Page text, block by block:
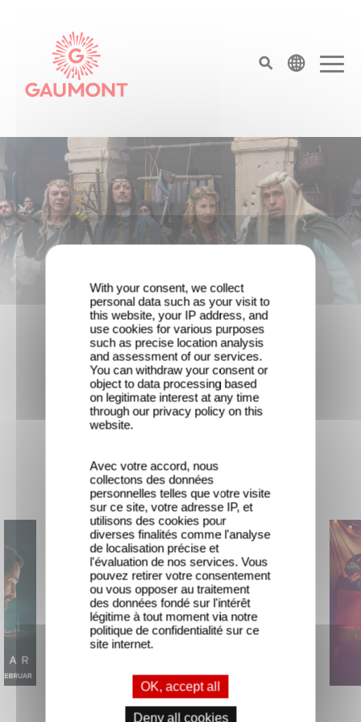
top menu
Homepage
Game Master : Éric Judor’s new
comedy
New releases
The Hunt Mexico 86
With your consent, we collect
personal data such as your visit to
this website, your IP address, and
use cookies for various purposes
such as precise location analysis
and assessment of our services.
You can withdraw your consent or
object to data processing based
on legitimate interest at any time
through our privacy policy on this
website.
Avec votre accord, nous
collectons des données
personnelles telles que votre visite
sur ce site, votre adresse IP, et
utilisons des cookies pour
diverses finalités comme l'analyse
de localisation précise et
l'évaluation de nos services. Vous
pouvez retirer votre consentement
ou vous opposer au traitement
des données fondé sur l'intérêt
légitime à tout moment via notre
politique de confidentialité sur ce
site internet.
OK, accept all
Deny all cookies